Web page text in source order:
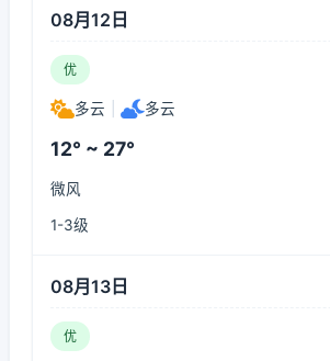
08月12日
优
多云 多云
12° ~ 27°
微风
1-3级
08月13日
优